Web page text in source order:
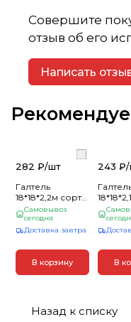
Совершите
отзыв об его
Написать
282 ₽/шт
Галтель
18*18*2,2м сорт
А Осина
Самовывоз
сегодня
Доставка завтра
В корзину
243 ₽/
Осина
В
Назад к списку